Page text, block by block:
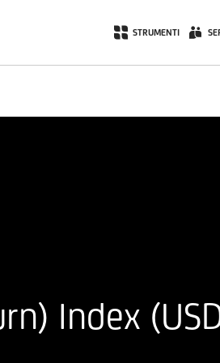
STRUMENTI
Index